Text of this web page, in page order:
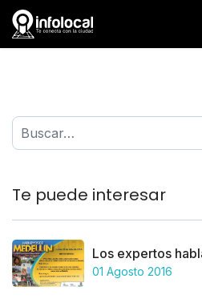
Buscar
Te puede interesar
01 Agosto 2016